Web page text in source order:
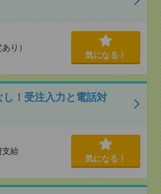
り）
気になる！
し！受注入力と電話対
給
気になる！